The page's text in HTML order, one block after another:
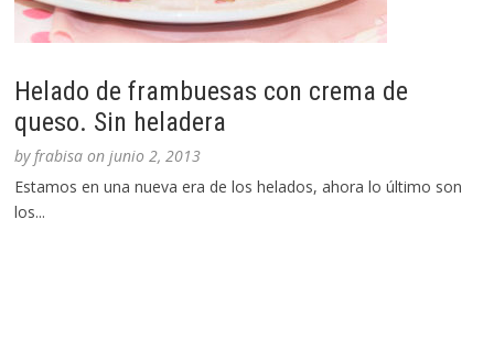
Helado de frambuesas con crema de
queso. Sin heladera
byfrabisa onjunio 2, 2013
Estamos en una nueva era de los helados, ahora lo último son
los...